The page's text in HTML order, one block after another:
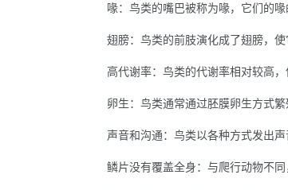
喙：鸟类的嘴巴被称为喙，它们的
翅膀：鸟类的前肢演化成了翅膀，
高代谢率：鸟类的代谢率相对较高
卵生：鸟类通常通过胚膜卵生方式
声音和沟通：鸟类以各种方式发出
鳞片没有覆盖全身：与爬行动物不